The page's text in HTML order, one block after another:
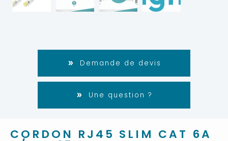
Demande de devis
Une question ?
CORDON RJ45 SLIM CAT 6A